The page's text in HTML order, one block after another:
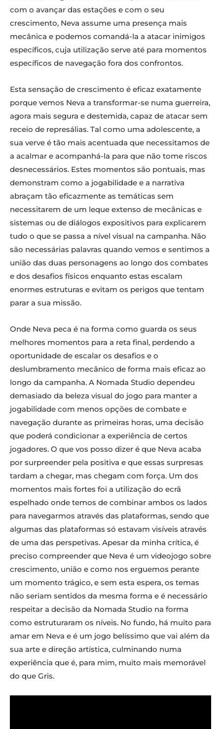
com o avançar das estações e com o seu
crescimento, Neva assume uma presença mais
mecânica e podemos comandá-la a atacar inimigos
específicos, cuja utilização serve até para momentos
específicos de navegação fora dos confrontos.
Esta sensação de crescimento é eficaz exatamente
porque vemos Neva a transformar-se numa guerreira,
agora mais segura e destemida, capaz de atacar sem
receio de represálias. Tal como uma adolescente, a
sua verve é tão mais acentuada que necessitamos de
a acalmar e acompanhá-la para que não tome riscos
desnecessários. Estes momentos são pontuais, mas
demonstram como a jogabilidade e a narrativa
abraçam tão eficazmente as temáticas sem
necessitarem de um leque extenso de mecânicas e
sistemas ou de diálogos expositivos para explicarem
tudo o que se passa a nível visual na campanha. Não
são necessárias palavras quando vemos e sentimos a
união das duas personagens ao longo dos combates
e dos desafios físicos enquanto estas escalam
enormes estruturas e evitam os perigos que tentam
parar a sua missão.
Onde Neva peca é na forma como guarda os seus
melhores momentos para a reta final, perdendo a
oportunidade de escalar os desafios e o
deslumbramento mecânico de forma mais eficaz ao
longo da campanha. A Nomada Studio dependeu
demasiado da beleza visual do jogo para manter a
jogabilidade com menos opções de combate e
navegação durante as primeiras horas, uma decisão
que poderá condicionar a experiência de certos
jogadores. O que vos posso dizer é que Neva acaba
por surpreender pela positiva e que essas surpresas
tardam a chegar, mas chegam com força. Um dos
momentos mais fortes foi a utilização do ecrã
espelhado onde temos de combinar ambos os lados
para navegarmos através das plataformas, sendo que
algumas das plataformas só estavam visíveis através
de uma das perspetivas. Apesar da minha crítica, é
preciso compreender que Neva é um videojogo sobre
crescimento, união e como nos erguemos perante
um momento trágico, e sem esta espera, os temas
não seriam sentidos da mesma forma e é necessário
respeitar a decisão da Nomada Studio na forma
como estruturaram os níveis. No fundo, há muito para
amar em Neva e é um jogo belíssimo que vai além da
sua arte e direção artística, culminando numa
experiência que é, para mim, muito mais memorável
do que Gris.